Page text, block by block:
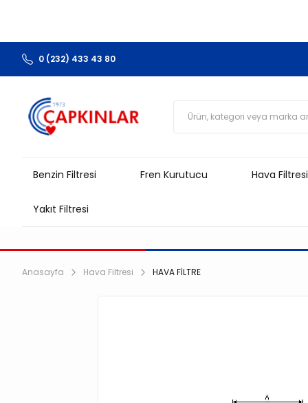
0 (232) 433 43 80
Benzin Filtresi Fren Kurutucu Hava Filtresi
Yakıt Filtresi
Anasayfa Hava Filtresi HAVA FİLTRE